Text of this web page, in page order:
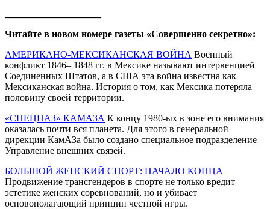
Читайте в новом номере газеты «Совершенно секретно»:
АМЕРИКАНО-МЕКСИКАНСКАЯ ВОЙНА Военный
конфликт 1846– 1848 гг. в Мексике называют интервенцией
Соединенных Штатов, а в США эта война известна как
Мексиканская война. История о том, как Мексика потеряла
половину своей территории.
«СПЕЦНАЗ» КАМАЗА К концу 1980-ых в зоне его внимания
оказалась почти вся планета. Для этого в генеральной
дирекции КамАЗа было создано специальное подразделение –
Управление внешних связей.
БОЛЬШОЙ ЖЕНСКИЙ СПОРТ: НАЧАЛО КОНЦА
Продвижение трансгендеров в спорте не только вредит
эстетике женских соревнований, но и убивает
основополагающий принцип честной игры.